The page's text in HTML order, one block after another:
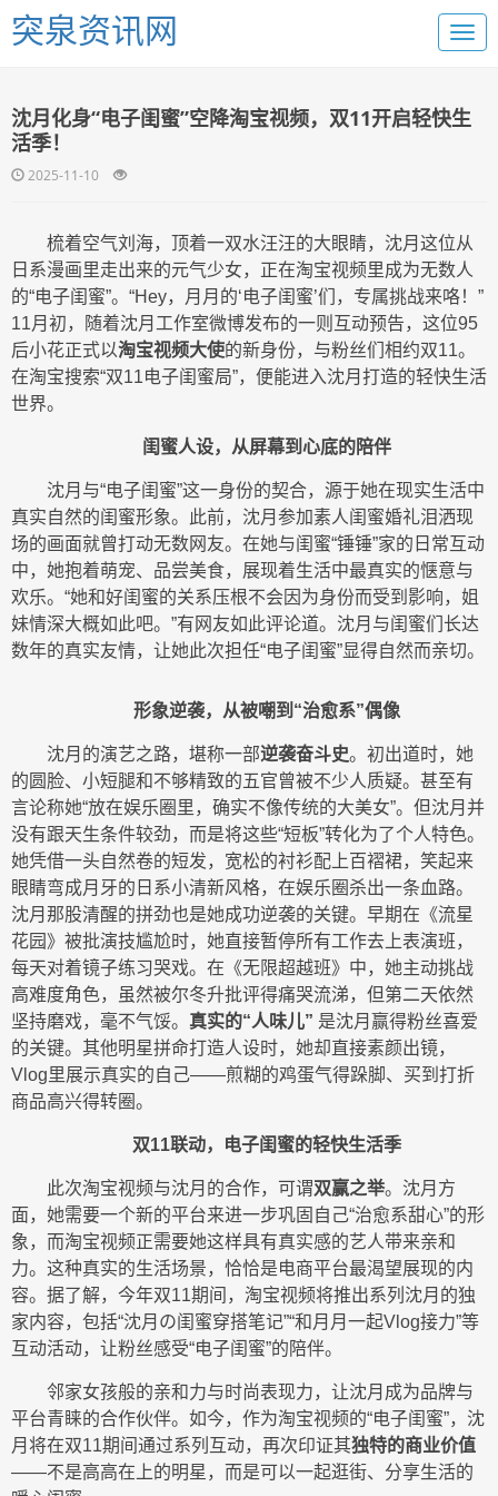
突泉资讯网
沈月化身“电子闺蜜”空降淘宝视频，双11开启轻快生
活季！
2025-11-10
梳着空气刘海，顶着一双水汪汪的大眼睛，沈月这位从
日系漫画里走出来的元气少女，正在淘宝视频里成为无数人
的“电子闺蜜”。“Hey，月月的‘电子闺蜜’们，专属挑战来咯！”
11月初，随着沈月工作室微博发布的一则互动预告，这位95
后小花正式以淘宝视频大使的新身份，与粉丝们相约双11。
在淘宝搜索“双11电子闺蜜局”，便能进入沈月打造的轻快生活
世界。
闺蜜人设，从屏幕到心底的陪伴
沈月与“电子闺蜜”这一身份的契合，源于她在现实生活中
真实自然的闺蜜形象。此前，沈月参加素人闺蜜婚礼泪洒现
场的画面就曾打动无数网友。在她与闺蜜“锤锤”家的日常互动
中，她抱着萌宠、品尝美食，展现着生活中最真实的惬意与
欢乐。“她和好闺蜜的关系压根不会因为身份而受到影响，姐
妹情深大概如此吧。”有网友如此评论道。沈月与闺蜜们长达
数年的真实友情，让她此次担任“电子闺蜜”显得自然而亲切。
形象逆袭，从被嘲到“治愈系”偶像
沈月的演艺之路，堪称一部逆袭奋斗史。初出道时，她
的圆脸、小短腿和不够精致的五官曾被不少人质疑。甚至有
言论称她“放在娱乐圈里，确实不像传统的大美女”。但沈月并
没有跟天生条件较劲，而是将这些“短板”转化为了个人特色。
她凭借一头自然卷的短发，宽松的衬衫配上百褶裙，笑起来
眼睛弯成月牙的日系小清新风格，在娱乐圈杀出一条血路。
沈月那股清醒的拼劲也是她成功逆袭的关键。早期在《流星
花园》被批演技尴尬时，她直接暂停所有工作去上表演班，
每天对着镜子练习哭戏。在《无限超越班》中，她主动挑战
高难度角色，虽然被尔冬升批评得痛哭流涕，但第二天依然
坚持磨戏，毫不气馁。 真实的“人味儿” 是沈月赢得粉丝喜爱
的关键。其他明星拼命打造人设时，她却直接素颜出镜，
Vlog里展示真实的自己——煎糊的鸡蛋气得跺脚、买到打折
商品高兴得转圈。
双11联动，电子闺蜜的轻快生活季
此次淘宝视频与沈月的合作，可谓双赢之举。沈月方
面，她需要一个新的平台来进一步巩固自己“治愈系甜心”的形
象，而淘宝视频正需要她这样具有真实感的艺人带来亲和
力。这种真实的生活场景，恰恰是电商平台最渴望展现的内
容。据了解，今年双11期间，淘宝视频将推出系列沈月的独
家内容，包括“沈月の闺蜜穿搭笔记”“和月月一起Vlog接力”等
互动活动，让粉丝感受“电子闺蜜”的陪伴。
邻家女孩般的亲和力与时尚表现力，让沈月成为品牌与
平台青睐的合作伙伴。如今，作为淘宝视频的“电子闺蜜”，沈
月将在双11期间通过系列互动，再次印证其独特的商业价值
——不是高高在上的明星，而是可以一起逛街、分享生活的